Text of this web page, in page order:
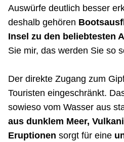
Auswürfe deutlich besser
deshalb gehören
Insel zu den beliebtesten
Sie mir, das werden Sie so
Der direkte Zugang zum
Touristen eingeschränkt.
sowieso vom Wasser aus
aus dunklem Meer,
Eruptionen sorgt für eine